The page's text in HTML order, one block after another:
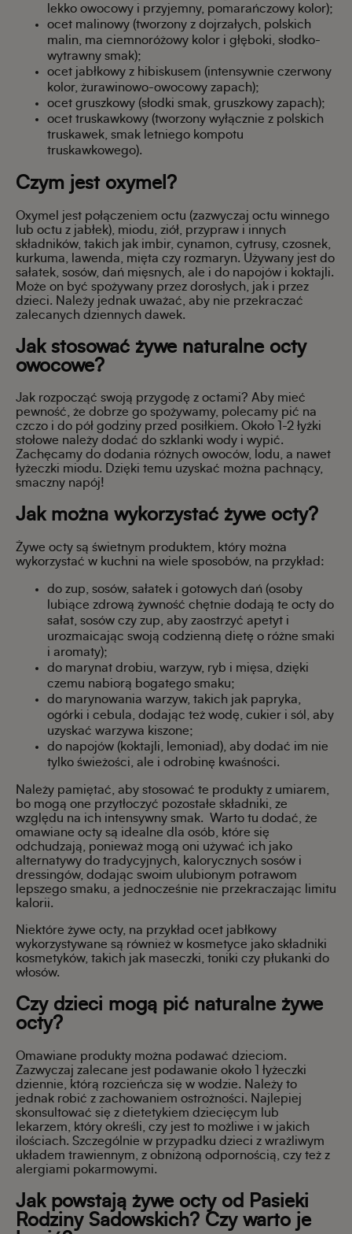
lekko owocowy i przyjemny, pomarańczowy kolor);
ocet malinowy (tworzony z dojrzałych, polskich
malin, ma ciemnoróżowy kolor i głęboki, słodko-
wytrawny smak);
ocet jabłkowy z hibiskusem (intensywnie czerwony
kolor, żurawinowo-owocowy zapach);
ocet gruszkowy (słodki smak, gruszkowy zapach);
ocet truskawkowy (tworzony wyłącznie z polskich
truskawek, smak letniego kompotu
truskawkowego).
Czym jest oxymel?
Oxymel jest połączeniem octu (zazwyczaj octu winnego
lub octu z jabłek), miodu, ziół, przypraw i innych
składników, takich jak imbir, cynamon, cytrusy, czosnek,
kurkuma, lawenda, mięta czy rozmaryn. Używany jest do
sałatek, sosów, dań mięsnych, ale i do napojów i koktajli.
Może on być spożywany przez dorosłych, jak i przez
dzieci. Należy jednak uważać, aby nie przekraczać
zalecanych dziennych dawek.
Jak stosować żywe naturalne octy
owocowe?
Jak rozpocząć swoją przygodę z octami? Aby mieć
pewność, że dobrze go spożywamy, polecamy pić na
czczo i do pół godziny przed posiłkiem. Około 1-2 łyżki
stołowe należy dodać do szklanki wody i wypić.
Zachęcamy do dodania różnych owoców, lodu, a nawet
łyżeczki miodu. Dzięki temu uzyskać można pachnący,
smaczny napój!
Jak można wykorzystać żywe octy?
Żywe octy są świetnym produktem, który można
wykorzystać w kuchni na wiele sposobów, na przykład:
do zup, sosów, sałatek i gotowych dań (osoby
lubiące zdrową żywność chętnie dodają te octy do
sałat, sosów czy zup, aby zaostrzyć apetyt i
urozmaicając swoją codzienną dietę o różne smaki
i aromaty);
do marynat drobiu, warzyw, ryb i mięsa, dzięki
czemu nabiorą bogatego smaku;
do marynowania warzyw, takich jak papryka,
ogórki i cebula, dodając też wodę, cukier i sól, aby
uzyskać warzywa kiszone;
do napojów (koktajli, lemoniad), aby dodać im nie
tylko świeżości, ale i odrobinę kwaśności.
Należy pamiętać, aby stosować te produkty z umiarem,
bo mogą one przytłoczyć pozostałe składniki, ze
względu na ich intensywny smak. Warto tu dodać, że
omawiane octy są idealne dla osób, które się
odchudzają, ponieważ mogą oni używać ich jako
alternatywy do tradycyjnych, kalorycznych sosów i
dressingów, dodając swoim ulubionym potrawom
lepszego smaku, a jednocześnie nie przekraczając limitu
kalorii.
Niektóre żywe octy, na przykład ocet jabłkowy
wykorzystywane są również w kosmetyce jako składniki
kosmetyków, takich jak maseczki, toniki czy płukanki do
włosów.
Czy dzieci mogą pić naturalne żywe
octy?
Omawiane produkty można podawać dzieciom.
Zazwyczaj zalecane jest podawanie około 1 łyżeczki
dziennie, którą rozcieńcza się w wodzie. Należy to
jednak robić z zachowaniem ostrożności. Najlepiej
skonsultować się z dietetykiem dziecięcym lub
lekarzem, który określi, czy jest to możliwe i w jakich
ilościach. Szczególnie w przypadku dzieci z wrażliwym
układem trawiennym, z obniżoną odpornością, czy też z
alergiami pokarmowymi.
Jak powstają żywe octy od Pasieki
Rodziny Sadowskich? Czy warto je